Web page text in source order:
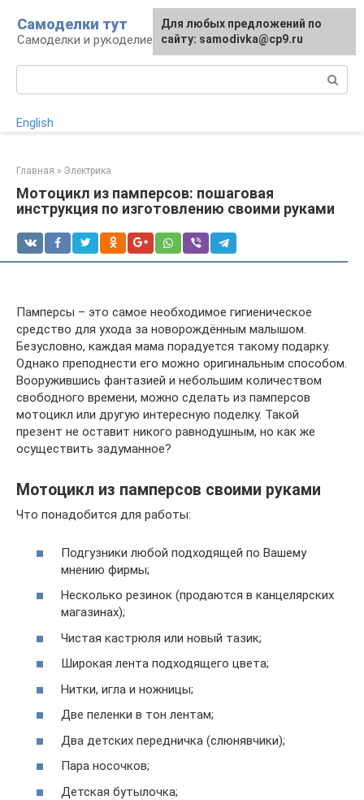
контенту
Самоделки тут
Самоделки и рукоделие для дома и участка
English
Главная » Электрика
Мотоцикл из памперсов: пошаговая
инструкция по изготовлению своими руками
Памперсы – это самое необходимое гигиеническое
средство для ухода за новорождённым малышом.
Безусловно, каждая мама порадуется такому подарку.
Однако преподнести его можно оригинальным способом.
Вооружившись фантазией и небольшим количеством
свободного времени, можно сделать из памперсов
мотоцикл или другую интересную поделку. Такой
презент не оставит никого равнодушным, но как же
осуществить задуманное?
Мотоцикл из памперсов своими руками
Что понадобится для работы:
Подгузники любой подходящей по Вашему
мнению фирмы;
Несколько резинок (продаются в канцелярских
магазинах);
Чистая кастрюля или новый тазик;
Широкая лента подходящего цвета;
Нитки, игла и ножницы;
Две пеленки в тон лентам;
Два детских передничка (слюнявчики);
Пара носочков;
Детская бутылочка;
Для любых предложений по
сайту: samodivka@cp9.ru